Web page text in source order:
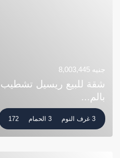
جنيه 8,003,445
شقة للبيع ريسيل تشطيب
بالم...
3 غرف النوم 3 الحمام 172